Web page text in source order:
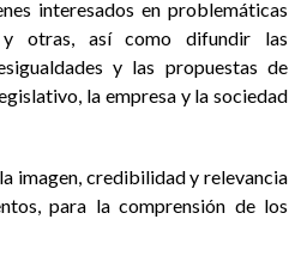
interesados en problemáticas
y otras, así como difundir las
y las propuestas de
la empresa y la sociedad
imagen, credibilidad y relevancia
para la comprensión de los